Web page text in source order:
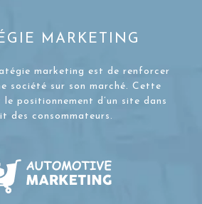
MARKETING
marketing est de renforcer
société sur son marché. Cette
positionnement d’un site dans
des consommateurs.